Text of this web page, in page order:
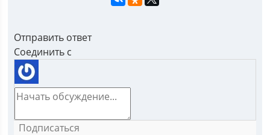
Отправить ответ
Соединить с
Подписаться